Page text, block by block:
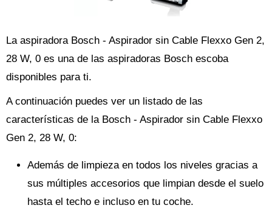
La aspiradora Bosch - Aspirador sin Cable Flexxo Gen 2,
28 W, 0 es una de las aspiradoras Bosch escoba
disponibles para ti.
A continuación puedes ver un listado de las
características de la Bosch - Aspirador sin Cable Flexxo
Gen 2, 28 W, 0:
Además de limpieza en todos los niveles gracias a
sus múltiples accesorios que limpian desde el suelo
hasta el techo e incluso en tu coche.